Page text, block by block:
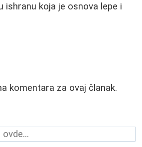
ishranu koja je osnova lepe i
komentara za ovaj članak.